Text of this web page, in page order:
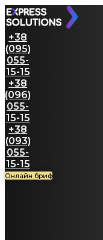
+38
(095)
055-
15-15
+38
(096)
055-
15-15
+38
(093)
055-
15-15
Онлайн бриф